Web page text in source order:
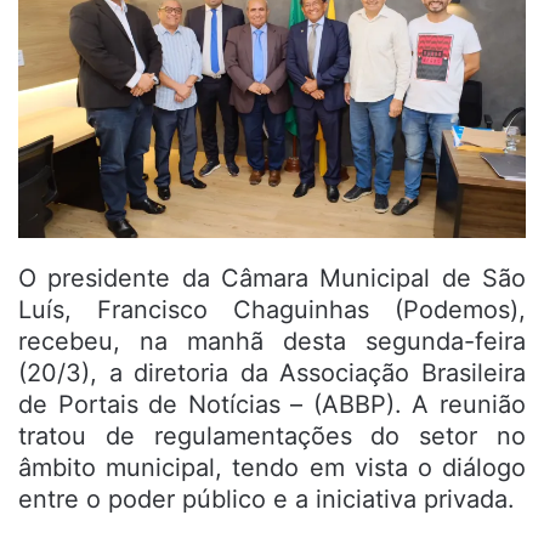
O presidente da Câmara Municipal de São
Luís, Francisco Chaguinhas (Podemos),
recebeu, na manhã desta segunda-feira
(20/3), a diretoria da Associação Brasileira
de Portais de Notícias – (ABBP). A reunião
tratou de regulamentações do setor no
âmbito municipal, tendo em vista o diálogo
entre o poder público e a iniciativa privada.